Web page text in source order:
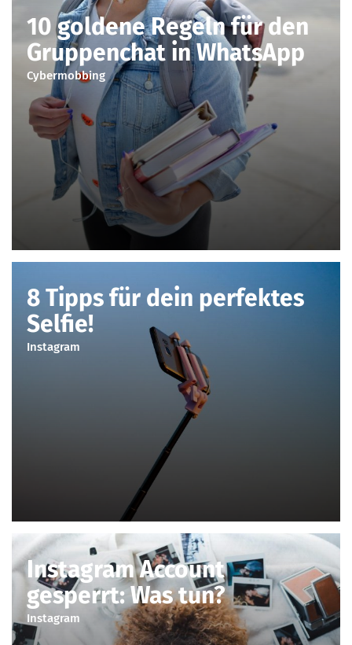
10 goldene Regeln für den
Gruppenchat in WhatsApp
Cybermobbing
8 Tipps für dein perfektes
Selfie!
Instagram
Instagram Account
gesperrt: Was tun?
Instagram